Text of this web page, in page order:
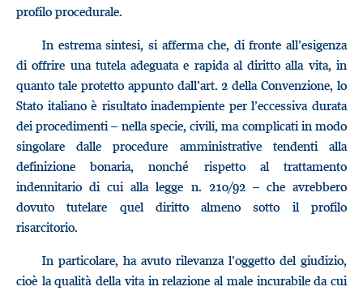
profilo procedurale.
In estrema sintesi, si afferma che, di fronte all’esigenza
di offrire una tutela adeguata e rapida al diritto alla vita, in
quanto tale protetto appunto dall’art. 2 della Convenzione, lo
Stato italiano è risultato inadempiente per l’eccessiva durata
dei procedimenti – nella specie, civili, ma complicati in modo
singolare dalle procedure amministrative tendenti alla
definizione bonaria, nonché rispetto al trattamento
indennitario di cui alla legge n. 210/92 – che avrebbero
dovuto tutelare quel diritto almeno sotto il profilo
risarcitorio.
In particolare, ha avuto rilevanza l’oggetto del giudizio,
cioè la qualità della vita in relazione al male incurabile da cui